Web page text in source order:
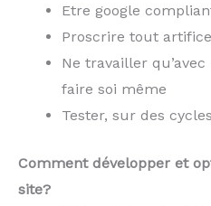
Etre google
Proscrire tout
Ne travailler
faire soi même
Tester, sur des
Comment développer et
site?